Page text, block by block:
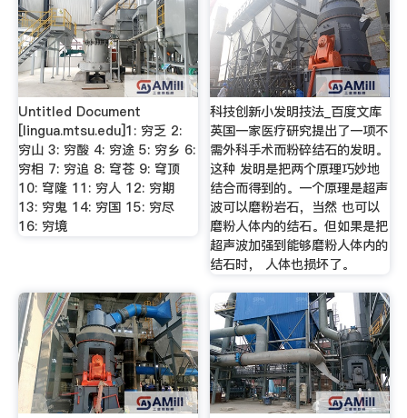
Untitled Document
[lingua.mtsu.edu]1: 穷乏 2:
穷山 3: 穷酸 4: 穷途 5: 穷乡 6:
穷相 7: 穷追 8: 穹苍 9: 穹顶
10: 穹隆 11: 穷人 12: 穷期
13: 穷鬼 14: 穷国 15: 穷尽
16: 穷境
科技创新小发明技法_百度文库
英国一家医疗研究提出了一项不
需外科手术而粉碎结石的发明。
这种 发明是把两个原理巧妙地
结合而得到的。一个原理是超声
波可以磨粉岩石，当然 也可以
磨粉人体内的结石。但如果是把
超声波加强到能够磨粉人体内的
结石时， 人体也损坏了。